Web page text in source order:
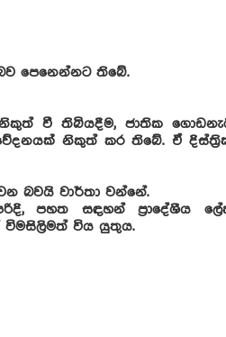
පෙනෙන්නට තිබේ.
වී තිබියදීම, ජාතික
නිකුත් කර තිබේ. ඒ
බවයි වාර්තා වන්නේ.
පහත සඳහන් ප්‍රාදේශීය
විමසිලිමත් විය යුතුය.